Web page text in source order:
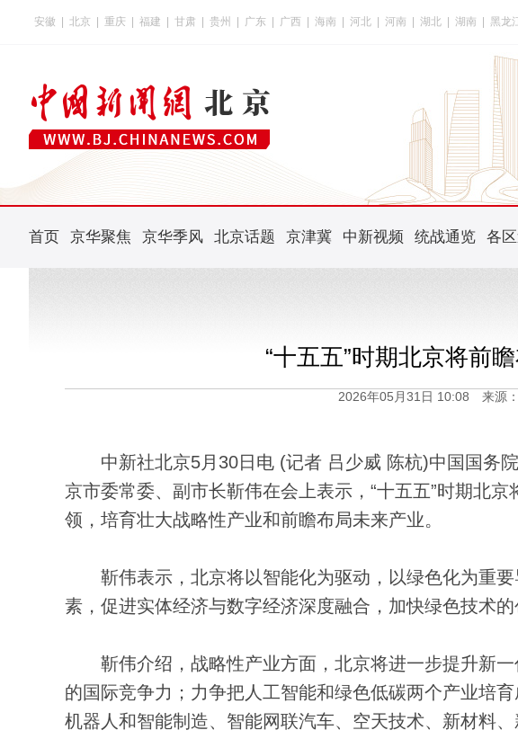
安徽 北京 重庆 福建 甘肃 贵州 广东 广西 海南 河北 河南 湖北 湖南 黑龙
首页 京华聚焦 京华季风 北京话题 京津冀 中新视频 统战通览 各
“十五五”时期北京将前
2026年05月31日 10:08 来源
中新社北京5月30日电 (记者 吕少威 陈杭)中国国务院
京市委常委、副市长靳伟在会上表示，“十五五”时期北京
领，培育壮大战略性产业和前瞻布局未来产业。
靳伟表示，北京将以智能化为驱动，以绿色化为重要
素，促进实体经济与数字经济深度融合，加快绿色技术
靳伟介绍，战略性产业方面，北京将进一步提升新一
的国际竞争力；力争把人工智能和绿色低碳两个产业培
机器人和智能制造、智能网联汽车、空天技术、新材料